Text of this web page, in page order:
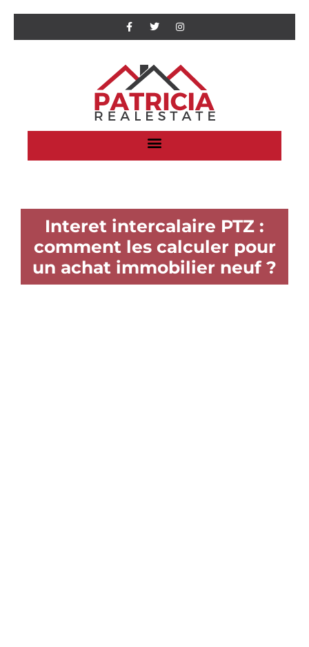
Interet intercalaire PTZ :
comment les calculer pour
un achat immobilier neuf ?